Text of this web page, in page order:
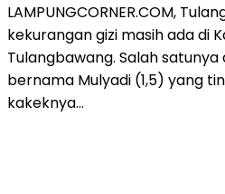
LAMPUNGCORNER.COM,
kekurangan gizi masih ada di
Tulangbawang. Salah
bernama Mulyadi (1,5) yang
kakeknya…